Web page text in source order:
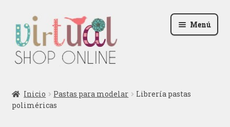
la
navegación
al
contenido
Menú
Podcast
Inicio Pastas para modelar
Librería pastas
poliméricas